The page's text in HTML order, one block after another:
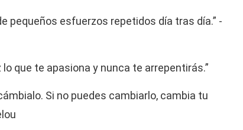
pequeños esfuerzos repetidos día tras día.” -
lo que te apasiona y nunca te arrepentirás.”
Si no puedes cambiarlo, cambia tu